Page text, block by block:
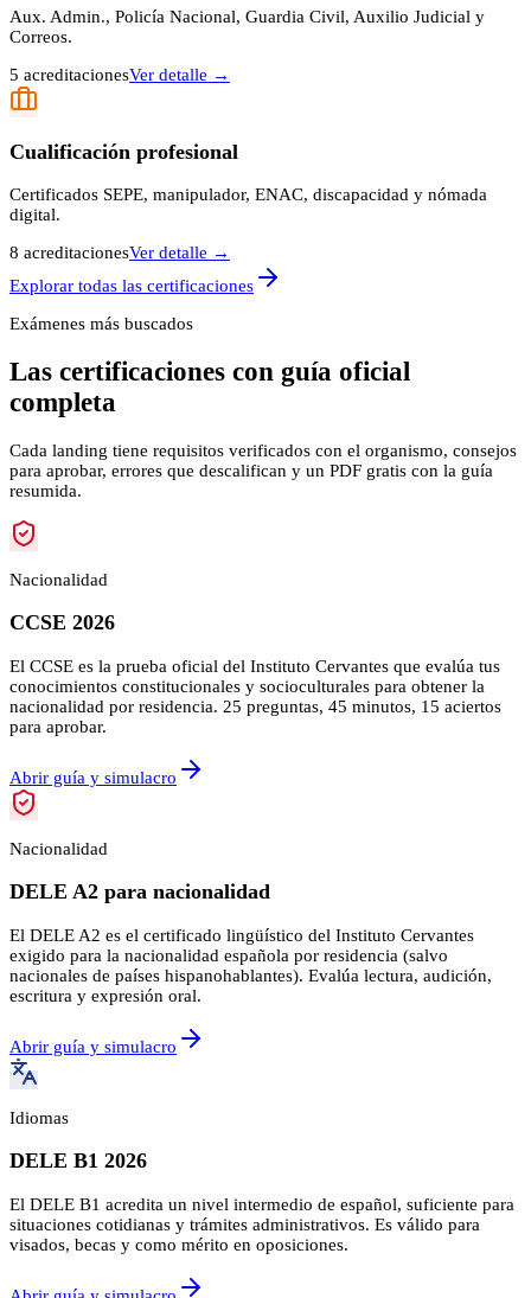
Aux. Admin., Policía Nacional, Guardia Civil, Auxilio Judicial y
Correos.
5 acreditacionesVer detalle →
Cualificación profesional
Certificados SEPE, manipulador, ENAC, discapacidad y nómada
digital.
8 acreditacionesVer detalle →
Explorar todas las certificaciones
Exámenes más buscados
Las certificaciones con guía oficial
completa
Cada landing tiene requisitos verificados con el organismo, consejos
para aprobar, errores que descalifican y un PDF gratis con la guía
resumida.
Nacionalidad
CCSE 2026
El CCSE es la prueba oficial del Instituto Cervantes que evalúa tus
conocimientos constitucionales y socioculturales para obtener la
nacionalidad por residencia. 25 preguntas, 45 minutos, 15 aciertos
para aprobar.
Abrir guía y simulacro
Nacionalidad
DELE A2 para nacionalidad
El DELE A2 es el certificado lingüístico del Instituto Cervantes
exigido para la nacionalidad española por residencia (salvo
nacionales de países hispanohablantes). Evalúa lectura, audición,
escritura y expresión oral.
Abrir guía y simulacro
Idiomas
DELE B1 2026
El DELE B1 acredita un nivel intermedio de español, suficiente para
situaciones cotidianas y trámites administrativos. Es válido para
visados, becas y como mérito en oposiciones.